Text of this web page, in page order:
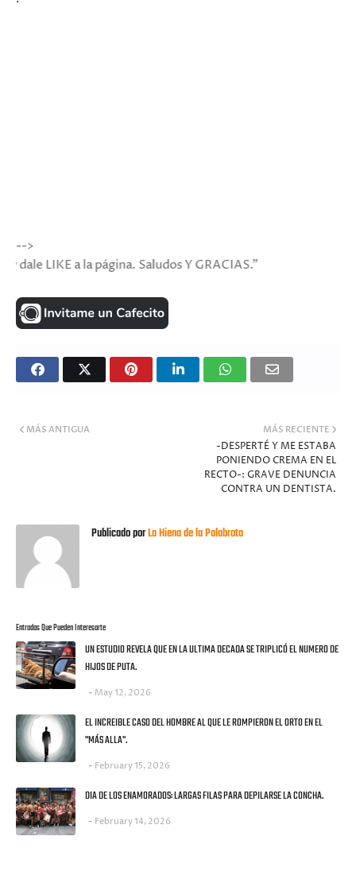
-->
a la página. Saludos Y GRACIAS."
MÁS RECIENTE
-DESPERTÉ Y ME ESTABA
PONIENDO CREMA EN EL
RECTO-: GRAVE DENUNCIA
CONTRA UN DENTISTA.
MÁS ANTIGUA
Publicado porLa Hiena de la Palabrota
Entradas Que Pueden Interesarte
UN ESTUDIO REVELA QUE EN LA ULTIMA DECADA SE TRIPLICÓ EL NUMERO DE
HIJOS DE PUTA.
May 12, 2026
EL INCREIBLE CASO DEL HOMBRE AL QUE LE ROMPIERON EL ORTO EN EL
"MÁS ALLA".
February 15, 2026
DIA DE LOS ENAMORADOS: LARGAS FILAS PARA DEPILARSE LA CONCHA.
February 14, 2026